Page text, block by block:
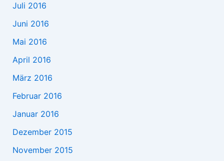
Juli 2016
Juni 2016
Mai 2016
April 2016
März 2016
Februar 2016
Januar 2016
Dezember 2015
November 2015